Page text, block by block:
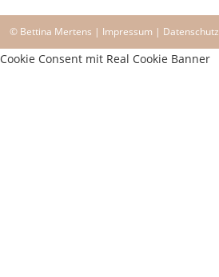
© Bettina Mertens | Impressum | Datenschutz
Cookie Consent mit Real Cookie Banner